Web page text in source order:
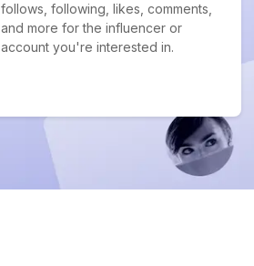
follows, following, likes, comments,
and more for the influencer or
account you're interested in.